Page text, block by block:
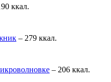
ккал.
– 279 ккал.
– 206 ккал.